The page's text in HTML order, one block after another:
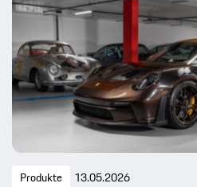
Produkte 13.05.2026